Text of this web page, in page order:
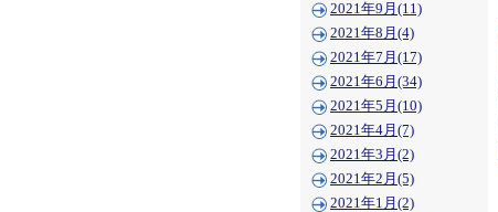
2021年9月(11)
2021年8月(4)
2021年7月(17)
2021年6月(34)
2021年5月(10)
2021年4月(7)
2021年3月(2)
2021年2月(5)
2021年1月(2)